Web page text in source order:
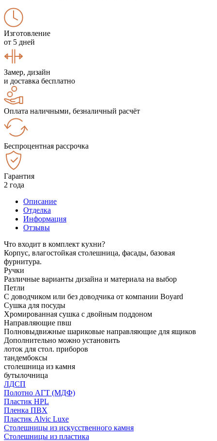
Изготовление
от 5 дней
Замер, дизайн
и доставка бесплатно
Оплата наличными, безналичный расчёт
Беспроцентная рассрочка
Гарантия
2 года
Описание
Отделка
Информация
Отзывы
Что входит в комплект кухни?
Корпус, влагостойкая столешница, фасады, базовая
фурнитура.
Ручки
Различные варианты дизайна и материала на выбор
Петли
С доводчиком или без доводчика от компании Boyard
Сушка для посуды
Хромированная сушка с двойным поддоном
Направляющие пвш
Полновыдвижные шариковые направляющие для ящиков
Дополнительно можно установить
лоток для стол. приборов
тандембоксы
столешница из камня
бутылочница
ЛДСП
Полотно АГТ (МДФ)
Пластик HPL
Пленка ПВХ
Пластик Alvic Luxe
Столешницы из искусственного камня
Столешницы из пластика